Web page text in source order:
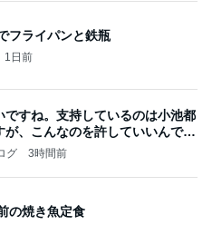
フライパンと鉄瓶
1日前
ですね。支持しているのは小池都
が、こんなのを許していいんです
グ 3時間前
の焼き魚定食